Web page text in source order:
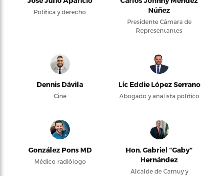
Política y derecho
Núñez
Presidente Cámara de
Representantes
Dennis Dávila
Cine
Lic Eddie López Serrano
Abogado y analista político
González Pons MD
Médico radiólogo
Hon. Gabriel “Gaby”
Hernández
Alcalde de Camuy y